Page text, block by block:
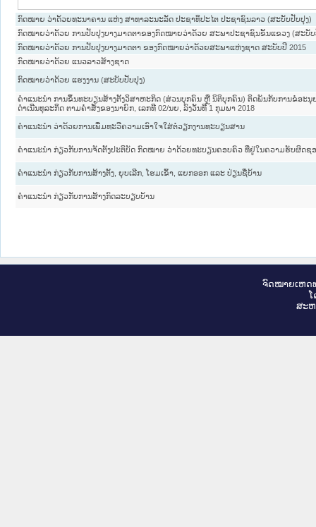
ກົດໝາຍ ວ່າດ້ວຍທະນາຄານ ແຫ່ງ ສາທາລະນະລັດ ປະຊາທິປະໄຕ ປະຊາຊົນລາວ (ສະບັບປັບປຸງ)
ກົດໝາຍວ່າດ້ວຍ ການປັບປຸງບາງມາດຕາຂອງກົດໝາຍວ່າດ້ວຍ ສະພາປະຊາຊົນຂັ້ນແຂວງ (ສະບັບ
ກົດໝາຍວ່າດ້ວຍ ການປັບປຸງບາງມາດຕາ ຂອງກົດໝາຍວ່າດ້ວຍສະພາແຫ່ງຊາດ ສະບັບປີ 2015
ກົດໝາຍວ່າດ້ວຍ ແນວລາວສ້າງຊາດ
ກົດໝາຍວ່າດ້ວຍ ແຮງງານ (ສະບັບປັບປຸງ)
ຄຳແນະນຳ ການຂຶ້ນທະບຽນສ້າງຕັ້ງວິສາຫະກິດ (ສ່ວນບຸກຄົນ ຫຼື ນິຕິບຸກຄົນ) ຕິດພັນກັບການຂໍອະນຸ
ດຳເນີນທຸລະກິດ ຕາມຄຳສັ່ງຂອງນາຍົກ, ເລກທີ 02/ນຍ, ລົງວັນທີ 1 ກຸມພາ 2018
ຄຳແນະນຳ ວ່າດ້ວຍການເພີ່ມທະວີຄວາມເອົາໃຈໃສ່ຕໍ່ວຽກງານທະບຽນສານ
ຄຳແນະນຳ ກ່ຽວກັບການຈັດຕັ້ງປະຕິບັດ ກົດໝາຍ ວ່າດ້ວຍທະບຽນຄອບຄົວ ທີ່ຢູ່ໃນຄວາມຮັບຜິດຊ
ຄຳແນະນຳ ກ່ຽວກັບການສ້າງຕັ້ງ, ຍຸບເລີກ, ໂຮມເຂົ້າ, ແຍກອອກ ແລະ ປ່ຽນຊື່ບ້ານ
ຄຳແນະນຳ ກ່ຽວກັບການສ້າງກົດລະບຽບບ້ານ
ຈົດ​ໝາຍ​ເຫດ​
ສະ​ຫ